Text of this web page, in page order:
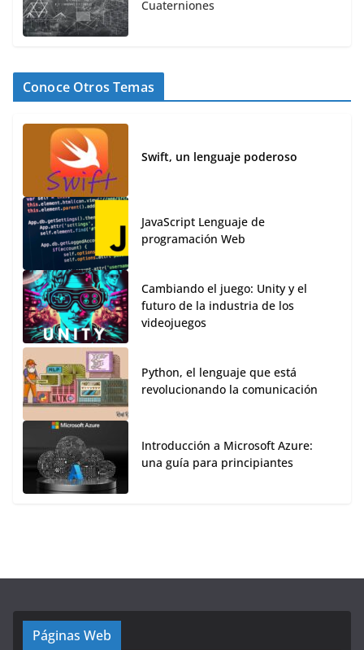
Cuaterniones
Conoce Otros Temas
Swift, un lenguaje poderoso
JavaScript Lenguaje de
programación Web
Cambiando el juego: Unity y el
futuro de la industria de los
videojuegos
Python, el lenguaje que está
revolucionando la comunicación
Introducción a Microsoft Azure:
una guía para principiantes
Páginas Web